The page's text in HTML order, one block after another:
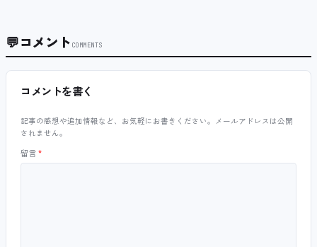
💬コメント COMMENTS
コメントを書く
記事の感想や追加情報など、お気軽にお書きください。メールアドレスは公開
されません。
留言*